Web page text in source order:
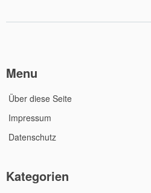
Menu
Über diese Seite
Impressum
Datenschutz
Kategorien